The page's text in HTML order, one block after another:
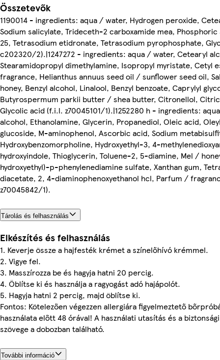
Összetevők
1190014 - ingredients: aqua / water, Hydrogen peroxide,
Sodium salicylate, Trideceth-2 carboxamide mea,
25, Tetrasodium etidronate, Tetrasodium pyrophosphate,
c202320/2).|1247272 - ingredients: aqua / water, Cetearyl
Stearamidopropyl dimethylamine, Isopropyl myristate, Cetyl
fragrance, Helianthus annuus seed oil / sunflower seed oil,
honey, Benzyl alcohol, Linalool, Benzyl benzoate, Caprylyl
Butyrospermum parkii butter / shea butter, Citronellol,
Glycolic acid (f.i.l. z70045101/1).|1252280 h - ingredients:
alcohol, Ethanolamine, Glycerin, Propanediol, Oleic acid,
glucoside, M-aminophenol, Ascorbic acid, Sodium
Hydroxybenzomorpholine, Hydroxyethyl-3, 4-
hydroxyindole, Thioglycerin, Toluene-2, 5-diamine, Mel /
hydroxyethyl)-p-phenylenediamine sulfate, Xanthan gum,
diacetate, 2, 4-diaminophenoxyethanol hcl, Parfum /
z70045842/1).
Tárolás és felhasználás
Elkészítés és felhasználás
1. Keverje össze a hajfesték krémet a színelőhívó krémmel.
2. Vigye fel.
3. Masszírozza be és hagyja hatni 20 percig.
4. Öblítse ki és használja a ragyogást adó hajápolót.
5. Hagyja hatni 2 percig, majd öblítse ki.
Fontos: Kötelezően végezzen allergiára figyelmeztető
használata előtt 48 órával! A használati utasítás és a
szövege a dobozban található.
További információ